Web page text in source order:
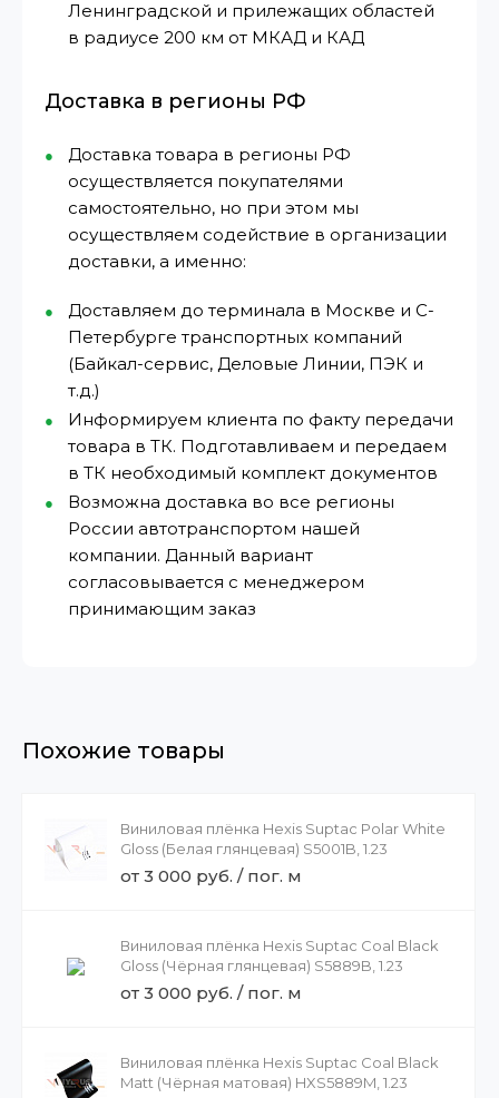
Ленинградской и прилежащих областей
в радиусе 200 км от МКАД и КАД
Доставка в регионы РФ
Доставка товара в регионы РФ
осуществляется покупателями
самостоятельно, но при этом мы
осуществляем содействие в организации
доставки, а именно:
Доставляем до терминала в Москве и С-
Петербурге транспортных компаний
(Байкал-сервис, Деловые Линии, ПЭК и
т.д.)
Информируем клиента по факту передачи
товара в ТК. Подготавливаем и передаем
в ТК необходимый комплект документов
Возможна доставка во все регионы
России автотранспортом нашей
компании. Данный вариант
согласовывается с менеджером
принимающим заказ
Похожие товары
Виниловая плёнка Hexis Suptac Polar White
Gloss (Белая глянцевая) S5001B, 1.23
от 3 000 руб. / пог. м
Виниловая плёнка Hexis Suptac Coal Black
Gloss (Чёрная глянцевая) S5889B, 1.23
от 3 000 руб. / пог. м
Виниловая плёнка Hexis Suptac Coal Black
Matt (Чёрная матовая) HXS5889M, 1.23